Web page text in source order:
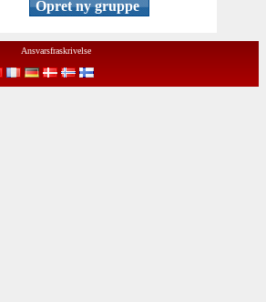
Ansvarsfraskrivelse